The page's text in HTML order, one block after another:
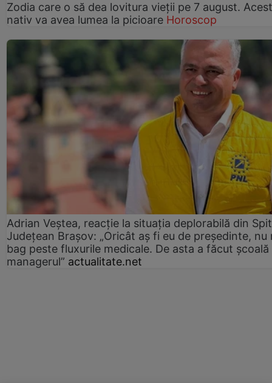
Zodia care o să dea lovitura vieții pe 7 august. Acest
nativ va avea lumea la picioare Horoscop
Adrian Veștea, reacție la situația deplorabilă din
Județean Brașov: „Oricât aș fi eu de președinte, nu
bag peste fluxurile medicale. De asta a făcut școală
managerul” actualitate.net